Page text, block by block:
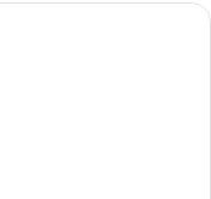
da letto con un letto